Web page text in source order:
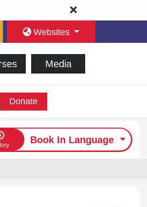
Websites
Media
Donate
Book In Language